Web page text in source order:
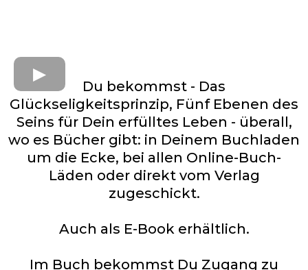
Du bekommst - Das
Glückseligkeitsprinzip, Fünf Ebenen des
Seins für Dein erfülltes Leben - überall,
wo es Bücher gibt: in Deinem Buchladen
um die Ecke, bei allen Online-Buch-
Läden oder direkt vom Verlag
zugeschickt.
Auch als E-Book erhältlich.
Im Buch bekommst Du Zugang zu